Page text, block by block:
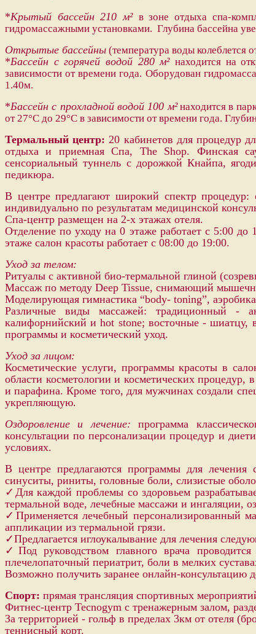
*Крытый бассейн 210 м² в зоне отдыха спа-
гидромассажными установками. Глубина бассейна
Открытые бассейны (температура воды колеблется
*Бассейн с горячей водой 280 м²находится на
зависимости от времени года. Оборудован
1.40м.
*Бассейн с прохладной водой 100 м² находится в
от 27°C до 29°C в зависимости от времени года.
Термальный центр: 20 кабинетов для процедур
отдыха и приемная Спа, The Shop. Финская
сенсориальный туннель с дорожкой Кнайпа,
педикюра.
В центре предлагают широкий спектр процедур:
индивидуально по результатам медицинской
Спа-центр размещен на 2-х этажах отеля.
Отделение по уходу на 0 этаже работает с 5:00
этаже салон красоты работает с 08:00 до 19:00.
Уход за телом:
Ритуалы с активной био-термальной глиной
Массаж по методу Deep Tissue, снимающий
Моделирующая гимнастика “body- toning”, аэробика
Различные виды массажей: традиционный -
калифорнийский и hot stone; восточные - шиатцу,
программы и косметический уход.
Уход за лицом:
Косметические услуги, программы красоты в
области косметологии и косметических
и парафина. Кроме того, для мужчинах создали
укрепляющую.
Оздоровление и лечение: программа
консультации по персонализации процедур и
условиях.
В центре предлагаются программы для лечения
синуситы, риниты, головные боли, слизистые
✓Для каждой проблемы со здоровьем
термальной воде, лечебные массажи и
✓Применяется лечебный персонализированный
аппликации из термальной грязи.
✓Предлагается иглоукалывание для лечения
✓Под руководством главного врача
плечелопаточный периатрит, боли в мелких
Возможно получить заранее онлайн-консультацию
Спорт: прямая трансляция спортивных
Фитнес-центр Tecnogym с тренажерным залом,
За территорией - гольф в пределах 3км от отеля
теннисный корт.